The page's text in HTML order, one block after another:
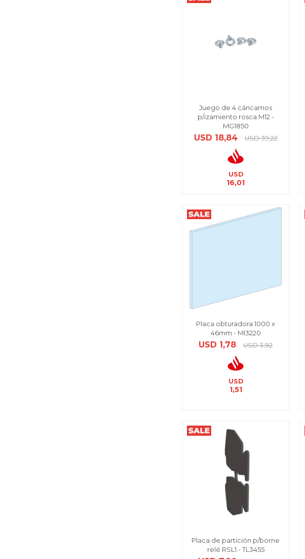
Juego de 4 cáncamos
p/izamiento rosca M12 -
MG1850
USD 18,84 USD 39,22
USD
16,01
Placa obturadora 1000 x
46mm - MI3220
USD 1,78 USD 3,92
USD
1,51
Placa de partición p/borne
relé RSL1 - TL3455